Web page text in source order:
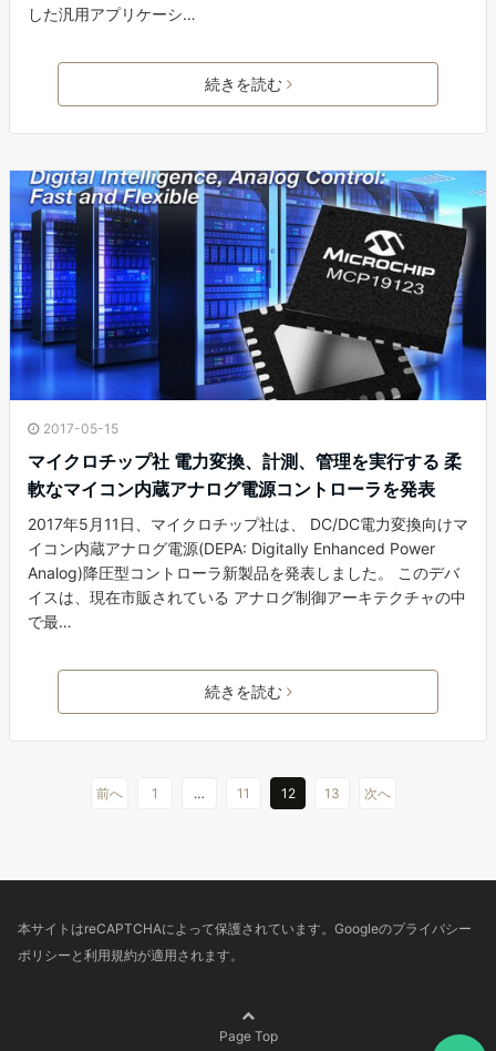
した汎用アプリケーシ…
続きを読む
2017-05-15
マイクロチップ社 電力変換、計測、管理を実行する 柔
軟なマイコン内蔵アナログ電源コントローラを発表
2017年5月11日、マイクロチップ社は、 DC/DC電力変換向けマ
イコン内蔵アナログ電源(DEPA: Digitally Enhanced Power
Analog)降圧型コントローラ新製品を発表しました。 このデバ
イスは、現在市販されている アナログ制御アーキテクチャの中
で最…
続きを読む
前へ 1 … 11 12 13 次へ
本サイトはreCAPTCHAによって保護されています。Googleのプライバシー
ポリシー と 利用規約が適用されます。
Page Top